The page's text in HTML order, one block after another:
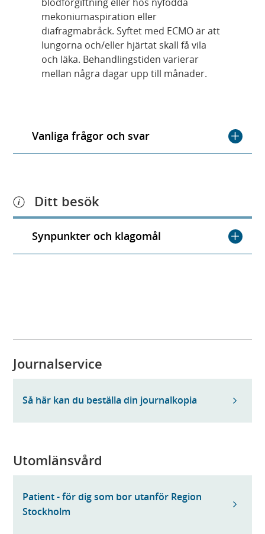
mekoniumaspiration eller
diafragmabråck. Syftet med ECMO är att
lungorna och/eller hjärtat skall få vila
och läka. Behandlingstiden varierar
mellan några dagar upp till månader.
Vanliga frågor och svar
Ditt besök
Synpunkter och klagomål
Journalservice
Så här kan du beställa din journalkopia
Utomlänsvård
Patient - för dig som bor utanför Region
Stockholm